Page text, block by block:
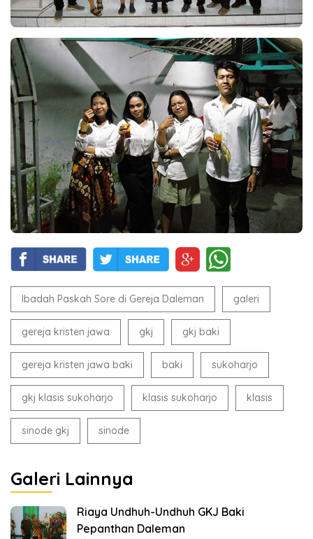
Ibadah Paskah Sore di Gereja Daleman galeri
gereja kristen jawa gkj gkj baki
gereja kristen jawa baki baki sukoharjo
gkj klasis sukoharjo klasis sukoharjo klasis
sinode gkj sinode
Galeri Lainnya
Riaya Undhuh-Undhuh GKJ Baki
Pepanthan Daleman